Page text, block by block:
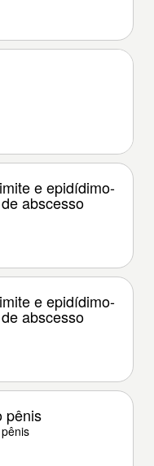
e epidídimo-
abscesso
e epidídimo-
abscesso
pênis